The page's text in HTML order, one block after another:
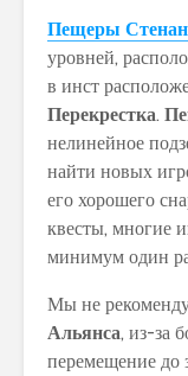
Пещеры
уровней,
в инст
Перекрестка.
нелинейное
найти новых
его хорошего
квесты, многие
минимум один
Мы не
Альянса, из-за
перемещение до